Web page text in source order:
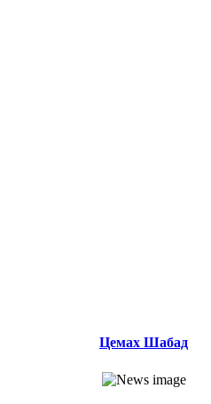
Цемах Шабад